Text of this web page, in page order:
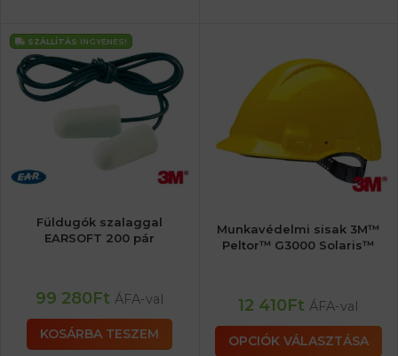
SZÁLLÍTÁS INGYENES!
Füldugók szalaggal
EARSOFT 200 pár
99 280Ft ÁFA-val
KOSÁRBA TESZEM
Munkavédelmi sisak 3M™
Peltor™ G3000 Solaris™
12 410Ft ÁFA-val
OPCIÓK VÁLASZTÁSA